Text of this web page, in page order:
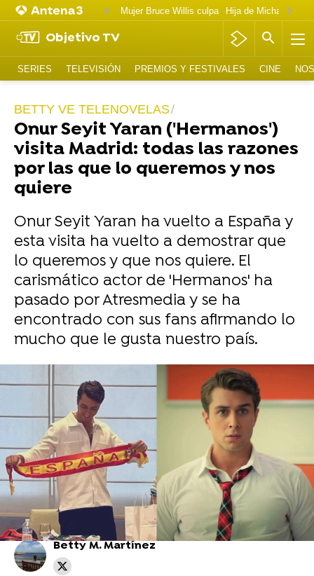
Mujer Bruce Willis culpa
Objetivo TV
SERIES TELEVISIÓN PREMIOS Y FESTIVALES CINE
BETTY VE TELENOVELAS
Onur Seyit Yaran ('Hermanos')
visita Madrid: todas las razones
por las que lo queremos y nos
quiere
Onur Seyit Yaran ha vuelto a España y
esta visita ha vuelto a demostrar que
lo queremos y que nos quiere. El
carismático actor de 'Hermanos' ha
pasado por Atresmedia y se ha
encontrado con sus fans afirmando lo
mucho que le gusta nuestro país.
Onur Seyit Yaran, Cansu Dere y otros actores
turcos enamorados de España
Dinero, amor y salud: Todos los problemas de
los 'Hermanos' Eren
Betty M. Martínez